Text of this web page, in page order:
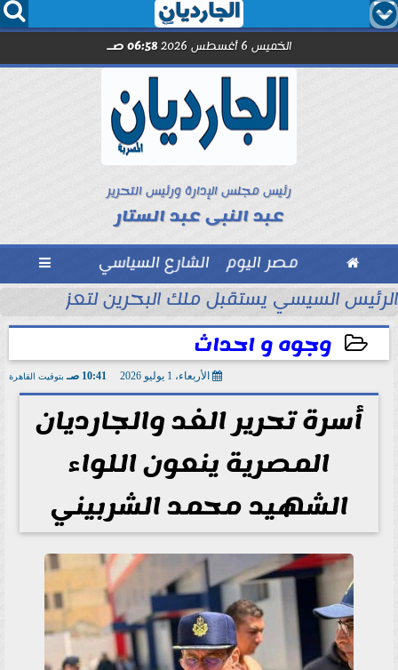
  
الخميس 6 أغسطس 2026 06:58 صـ
رئيس مجلس الإدارة ورئيس التحرير
عبد النبى عبد الستار
 مصر اليوم الشارع السياسي 
السكندري فى الأسبوع الأول
الرئيس السيسي يستقبل ملك البحرين لتعزيز
وجوه و احداث
الأربعاء، 1 يوليو 2026 10:41 صـ بتوقيت القاهرة
أسرة تحرير الغد والجارديان
المصرية ينعون اللواء
الشهيد محمد الشربيني